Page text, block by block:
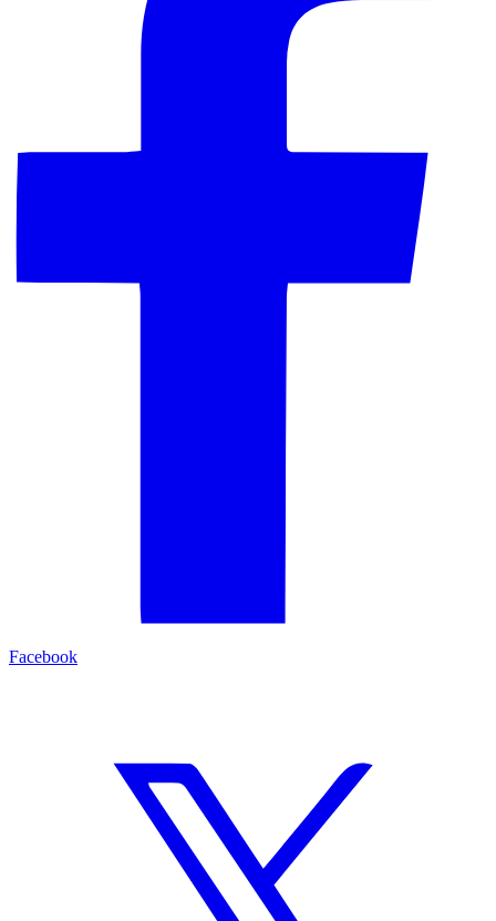
Facebook